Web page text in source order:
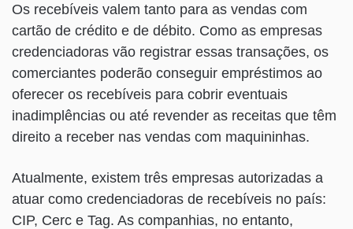
Os recebíveis valem tanto para as vendas com
cartão de crédito e de débito. Como as empresas
credenciadoras vão registrar essas transações, os
comerciantes poderão conseguir empréstimos ao
oferecer os recebíveis para cobrir eventuais
inadimplências ou até revender as receitas que têm
direito a receber nas vendas com maquininhas.
Atualmente, existem três empresas autorizadas a
atuar como credenciadoras de recebíveis no país:
CIP, Cerc e Tag. As companhias, no entanto,